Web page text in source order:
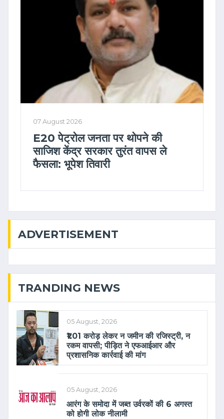
07 August 2026
E20 पेट्रोल जनता पर थोपने की
साजिश केंद्र सरकार तुरंत वापस ले
फैसला: भूपेश तिवारी
ADVERTISEMENT
TRANDING NEWS
05 August, 2026
₹1.01 करोड़ लेकर न जमीन की रजिस्ट्री, न
रकम वापसी; पीड़ित ने एफआईआर और
प्रशासनिक कार्रवाई की मांग
05 August, 2026
आरंग के समोदा में जब्त उर्वरकों की 6 अगस्त
को होगी लोक नीलामी